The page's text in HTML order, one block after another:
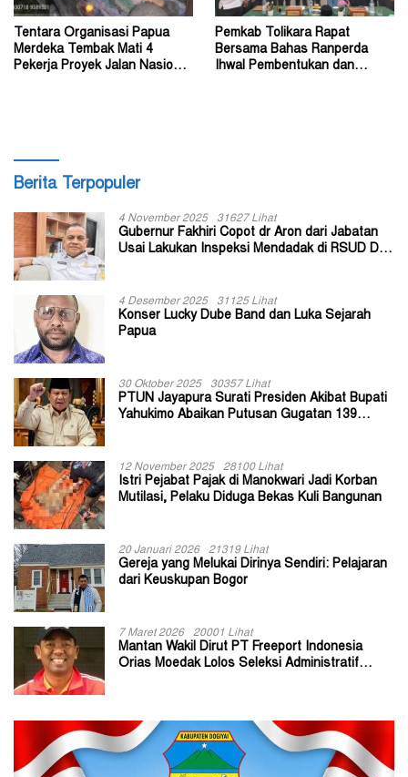
Tentara Organisasi Papua
Merdeka Tembak Mati 4
Pekerja Proyek Jalan Nasional
Pemkab Tolikara Rapat
Bersama Bahas Ranperda
Ihwal Pembentukan dan
Berita Terpopuler
4 November 2025 31627 Lihat
Gubernur Fakhiri Copot dr Aron dari Jabatan
Usai Lakukan Inspeksi Mendadak di RSUD Dok
4 Desember 2025 31125 Lihat
Konser Lucky Dube Band dan Luka Sejarah
Papua
30 Oktober 2025 30357 Lihat
PTUN Jayapura Surati Presiden Akibat Bupati
Yahukimo Abaikan Putusan Gugatan 139
12 November 2025 28100 Lihat
Istri Pejabat Pajak di Manokwari Jadi Korban
Mutilasi, Pelaku Diduga Bekas Kuli Bangunan
20 Januari 2026 21319 Lihat
Gereja yang Melukai Dirinya Sendiri: Pelajaran
dari Keuskupan Bogor
7 Maret 2026 20001 Lihat
Mantan Wakil Dirut PT Freeport Indonesia
Orias Moedak Lolos Seleksi Administratif